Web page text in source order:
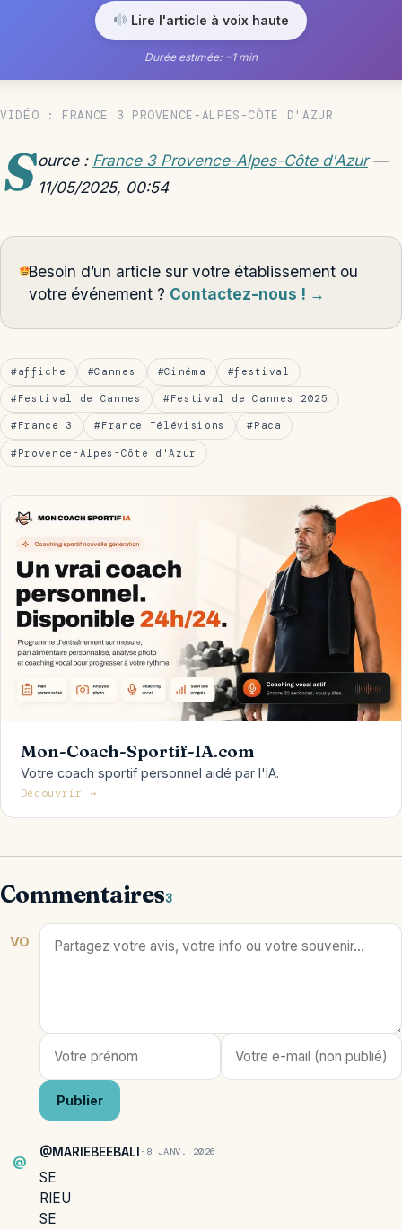
Lire l'article à voix haute
Durée estimée: ~1 min
VIDÉO : FRANCE 3 PROVENCE-ALPES-CÔTE D'AZUR
S ource : France 3 Provence-Alpes-Côte d'Azur—
11/05/2025, 00:54
Besoin d’un article sur votre établissement ou
votre événement ? Contactez-nous ! →
#affiche #Cannes #Cinéma #festival
#Festival de Cannes #Festival de Cannes 2025
#France 3 #France Télévisions #Paca
#Provence-Alpes-Côte d'Azur
Mon-Coach-Sportif-IA.com
Votre coach sportif personnel aidé par l'IA.
Découvrir →
Commentaires3
VO
Publier
@
@MARIEBEEBALI · 8 JANV. 2026
SE
RIEU
SE